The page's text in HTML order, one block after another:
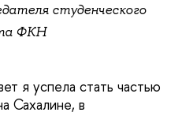
студенческого
ФКН
я успела стать частью
Сахалине, в